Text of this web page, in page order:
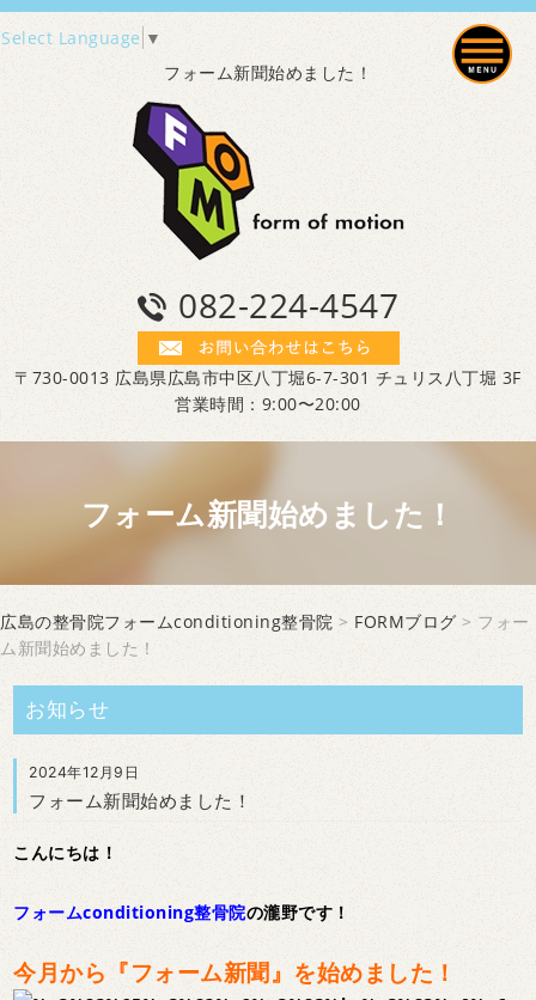
Select Language ▼
フォーム新聞始めました！
082-224-4547
〒730-0013 広島県広島市中区八丁堀6-7-301 チュリス八丁堀 3F
営業時間：9:00〜20:00
フォーム新聞始めました！
広島の整骨院フォームconditioning整骨院 > FORMブログ > フォー
ム新聞始めました！
お知らせ
2024年12月9日
フォーム新聞始めました！
こんにちは！
フォームconditioning整骨院の瀧野です！
今月から『フォーム新聞』を始めました！